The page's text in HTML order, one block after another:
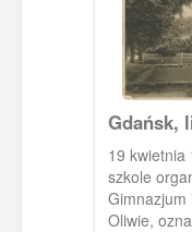
Gdańsk,
19 kwietnia
szkole
Gimnazjum
Oliwie,